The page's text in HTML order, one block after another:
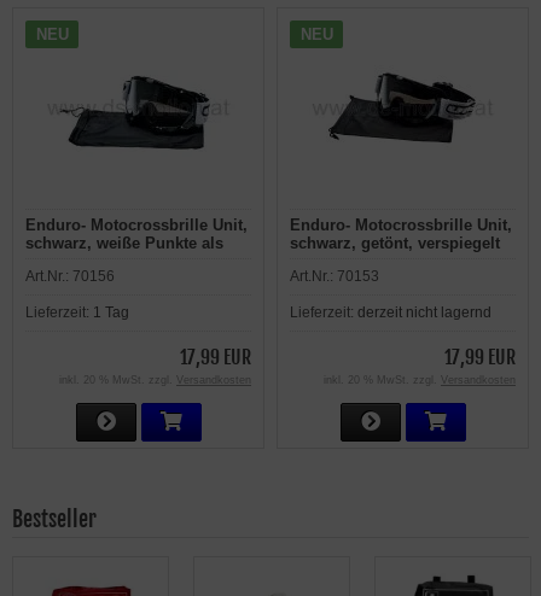
NEU
Enduro- Motocrossbrille Unit,
schwarz, weiße Punkte als
Art.Nr.: 70156
Lieferzeit: 1 Tag
17,99 EUR
inkl. 20 % MwSt. zzgl. Versandkosten
NEU
Enduro- Motocrossbrille Unit,
schwarz, getönt, verspiegelt
Art.Nr.: 70153
Lieferzeit: derzeit nicht lagernd
17,99 EUR
inkl. 20 % MwSt. zzgl. Versandkosten
Bestseller